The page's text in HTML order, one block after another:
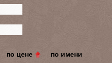
по цене по имени